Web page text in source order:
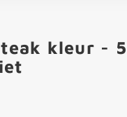
buiten
- voor binnen
kleur -